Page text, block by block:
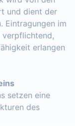
und dient der
Eintragungen im
verpflichtend,
erlangen
setzen eine
des